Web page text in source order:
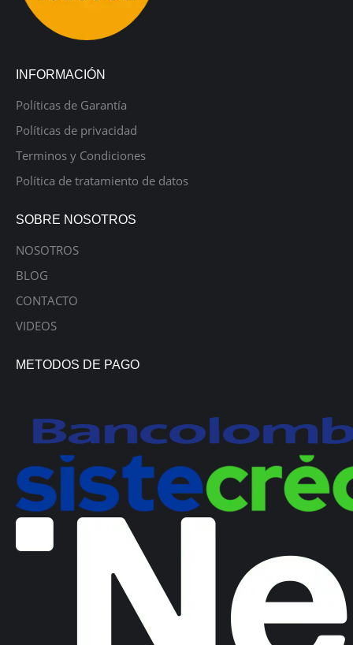
INFORMACIÓN
Políticas de Garantía
Políticas de privacidad
Terminos y Condiciones
Política de tratamiento de datos
SOBRE NOSOTROS
NOSOTROS
BLOG
CONTACTO
VIDEOS
METODOS DE PAGO